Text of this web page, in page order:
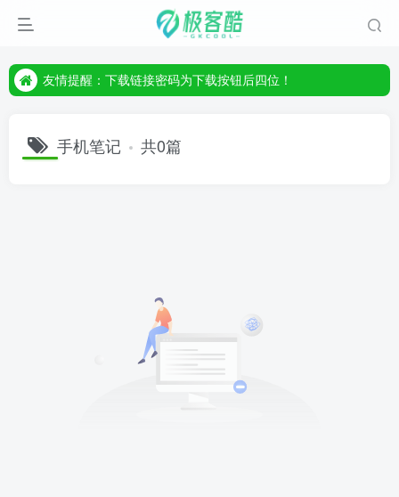
友情提醒：下载链接密码为下载按钮后四位！
友情提醒：下载链接密码为下载按钮后四位！
手机笔记 共0篇